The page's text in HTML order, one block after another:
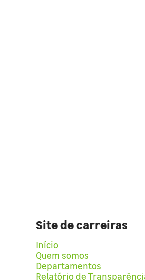
Site de carreiras
Início
Quem somos
Departamentos
Relatório de